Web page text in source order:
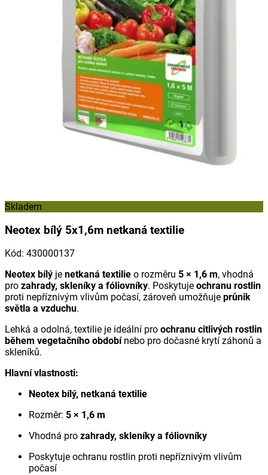
Skladem
Neotex bílý 5x1,6m netkaná textilie
Kód: 430000137
Neotex bílý je netkaná textilie o rozměru 5 × 1,6 m, vhodná
pro zahrady, skleníky a fóliovníky. Poskytuje ochranu rostlin
proti nepříznivým vlivům počasí, zároveň umožňuje průnik
světla a vzduchu.
Lehká a odolná, textilie je ideální pro ochranu citlivých rostlin
během vegetačního obdobínebo pro dočasné krytí záhonů a
skleníků.
Hlavní vlastnosti:
Neotex bílý, netkaná textilie
Rozměr: 5 × 1,6 m
Vhodná pro zahrady, skleníky a fóliovníky
Poskytuje ochranu rostlin proti nepříznivým vlivům
počasí